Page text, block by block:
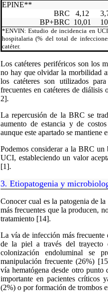
EPINE**
BRC
4,12
BP+BRC 10,01
*ENVIN: Estudio de incidencia en UCI
hospitalaria (% del total de
catéter.
Los catéteres periféricos son los
no hay que olvidar la morbilidad
los catéteres son utilizados
frecuentes en catéteres de
2].
La repercusión de la BRC se
aumento de estancia y de
aunque este apartado se mantiene
Podemos considerar a la BRC
UCI, estableciendo un valor
[1].
3. Etiopatogenia y
Conocer cual es la patogenia de
más frecuentes que la producen,
tratamiento [14].
La vía de infección más
de la piel a través del trayecto
colonización endoluminal se
manipulación frecuente (26%)
vía hematógena desde otro
importante en pacientes críticos
(2%) o por formación de trombos